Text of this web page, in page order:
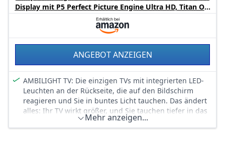
Farben und glatte Bewegungen
IMMERSIVER DOLBY ATMOS-KLANG – Erleben Sie
satten, multidimensionalen Klang, der jede Szene zum
Leben erweckt. Ob Filme, Sport oder Videospiele,
genießen Sie lebensechten Surround-Sound, der Sie
mitten ins Geschehen versetzt
Titan OS: Mit unserer Titan OS intelligenten TV-
Plattform finden Sie im Nu Ihre Lieblingssendungen.
Folgen Sie Serien direkt von Ihrem Startbildschirm.
Durchstöbern Sie die Kategorien und Vorschläge der
besten Streaming-Services an einer Stelle
Display mit P5 Perfect Picture Engine Ultra HD, Titan OS,
Dolby Vision und Dolby Atmos Sound
ANGEBOT ANZEIGEN
AMBILIGHT TV: Die einzigen TVs mit integrierten LED-
Leuchten an der Rückseite, die auf den Bildschirm
reagieren und Sie in buntes Licht tauchen. Das ändert
alles: Ihr TV wirkt größer, und Sie tauchen tiefer in das
Geschehen auf dem Bildschirm ein
Mehr anzeigen...